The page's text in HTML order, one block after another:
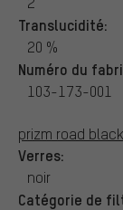
Translucidité:
20 %
Numéro du
103-173-001
prizm road
Verres:
noir
Catégorie de